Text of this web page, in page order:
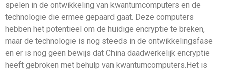
spelen in de ontwikkeling van kwantumcomputers en de
technologie die ermee gepaard gaat. Deze computers
hebben het potentieel om de huidige encryptie te breken,
maar de technologie is nog steeds in de ontwikkelingsfase
en er is nog geen bewijs dat China daadwerkelijk encryptie
heeft gebroken met behulp van kwantumcomputers.Het is